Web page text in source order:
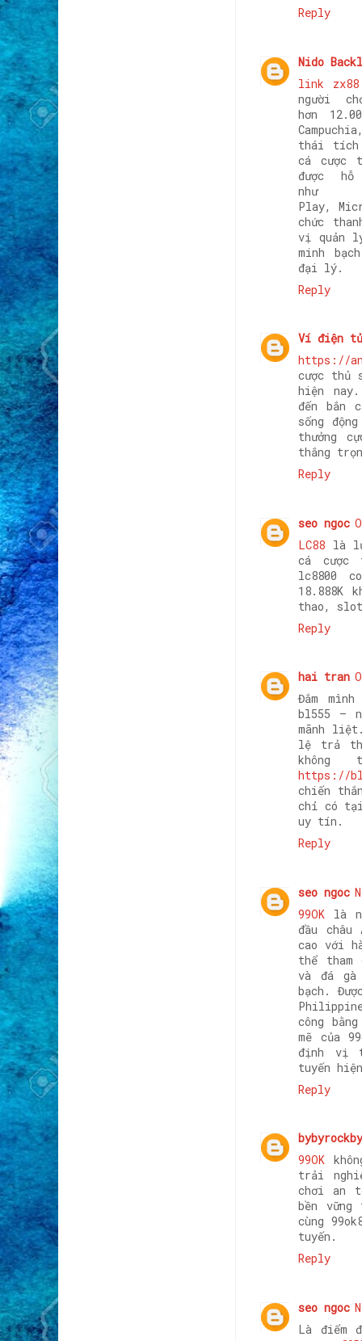
Reply
Nido
link zx88
người
hơn
thái tích
cá cược
được
như
Play,
chức
vị quản
minh
đại lý.
Reply
Ví điện
https://
cược thủ
hiện
đến bắn
sống
thưởng
thắng
Reply
seo ngoc
LC88 là
cá cược
lc8800
18.888K
thao,
Reply
hai tran
Đắm
bl555 –
mãnh
lệ trả
https://
chiến
chỉ có tại
uy tín.
Reply
seo ngoc
99OK là
đầu
cao với
thể tham
và đá
bạch.
công
mẽ của
định vị
tuyến
Reply
99OK
trải
chơi an
bền
cùng
tuyến.
Reply
seo ngoc
Là điểm